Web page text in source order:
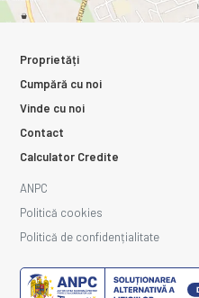
Proprietăți
Cumpără cu noi
Vinde cu noi
Contact
Calculator Credite
ANPC
Politică cookies
Politică de confidențialitate